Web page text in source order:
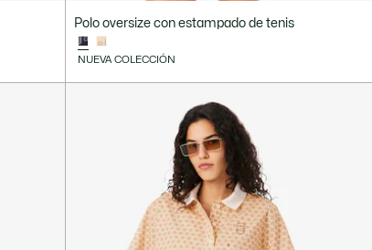
Polo oversize con estampado de tenis
NUEVA COLECCIÓN